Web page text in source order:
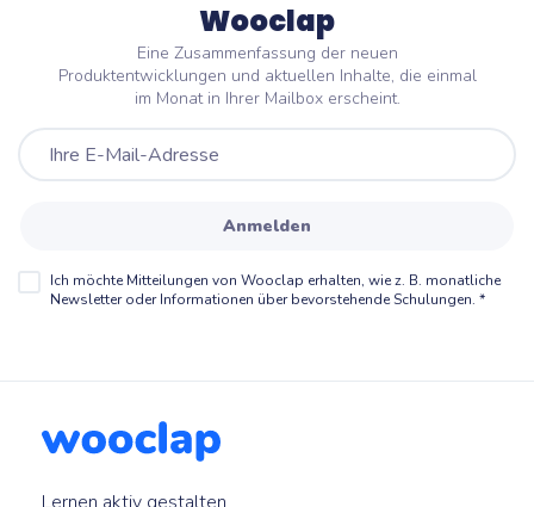
Wooclap
Eine Zusammenfassung der neuen
Produktentwicklungen und aktuellen Inhalte, die einmal
im Monat in Ihrer Mailbox erscheint.
Anmelden
Ich möchte Mitteilungen von Wooclap erhalten, wie z. B. monatliche
Newsletter oder Informationen über bevorstehende Schulungen. *